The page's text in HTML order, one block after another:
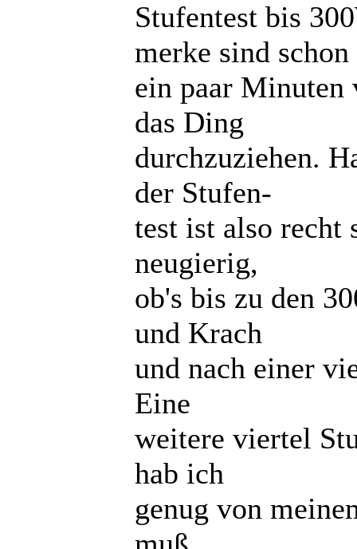
Stufentest bis
merke sind schon
ein paar Minuten
das Ding
durchzuziehen.
der Stufen-
test ist also recht
neugierig,
ob's bis zu den
und Krach
und nach einer
Eine
weitere viertel
hab ich
genug von